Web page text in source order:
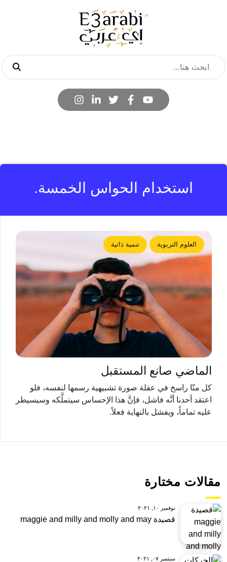
استخدام الحواس الخمسة.
العلوم التربوية تنمية ذاتية
الماضي صانع المستقبل
كل منّا راسخ في عقلة صورة تشبيهية رسمها لنفسه، فلو
اعتقد أحدنا أنَّه فاشل، فإنَّ هذا الإحساس سيتملَّكه وسيسيطر
عليه تماماً، ويفشل بالنهاية فعلاً.
مقالات مختارة
نوفمبر ١٠, ٢٠٢١
قصيدة maggie and milly and molly and may
سبتمبر ٠٧, ٢٠٢١